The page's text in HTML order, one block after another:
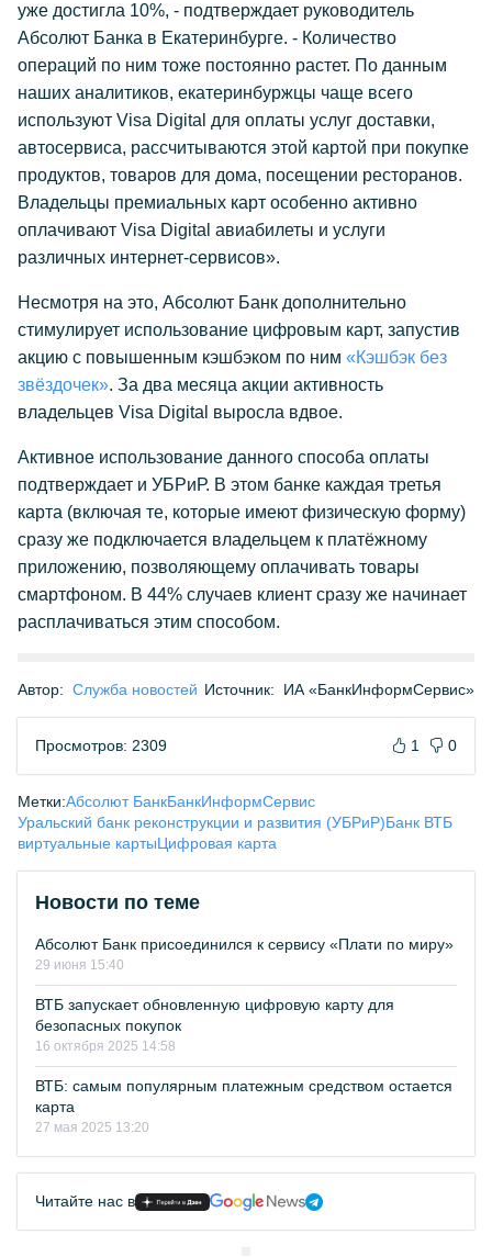
уже достигла 10%, - подтверждает руководитель
Абсолют Банка в Екатеринбурге. - Количество
операций по ним тоже постоянно растет. По данным
наших аналитиков, екатеринбуржцы чаще всего
используют Visa Digital для оплаты услуг доставки,
автосервиса, рассчитываются этой картой при покупке
продуктов, товаров для дома, посещении ресторанов.
Владельцы премиальных карт особенно активно
оплачивают Visa Digital авиабилеты и услуги
различных интернет-сервисов».
Несмотря на это, Абсолют Банк дополнительно
стимулирует использование цифровым карт, запустив
акцию с повышенным кэшбэком по ним «Кэшбэк без
звёздочек». За два месяца акции активность
владельцев Visa Digital выросла вдвое.
Активное использование данного способа оплаты
подтверждает и УБРиР. В этом банке каждая третья
карта (включая те, которые имеют физическую форму)
сразу же подключается владельцем к платёжному
приложению, позволяющему оплачивать товары
смартфоном. В 44% случаев клиент сразу же начинает
расплачиваться этим способом.
Автор: Служба новостей Источник: ИА «БанкИнформСервис»
Просмотров: 2309 1 0
Метки:Абсолют БанкБанкИнформСервис
Уральский банк реконструкции и развития (УБРиР)Банк ВТБ
виртуальные картыЦифровая карта
Новости по теме
Абсолют Банк присоединился к сервису «Плати по миру»
29 июня 15:40
ВТБ запускает обновленную цифровую карту для
безопасных покупок
16 октября 2025 14:58
ВТБ: самым популярным платежным средством остается
карта
27 мая 2025 13:20
Читайте нас в